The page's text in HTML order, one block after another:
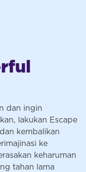
dan ingin
lakukan Escape
kembalikan
ke
keharuman
tahan lama